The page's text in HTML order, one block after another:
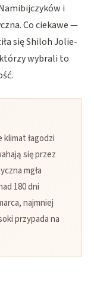
i
Co ciekawe —
się Shiloh Jolie-
wybrali to
łagodzi
się przez
mgła
180 dni
najmniej
przypada na